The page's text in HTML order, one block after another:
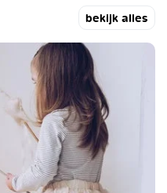
bekijk alles